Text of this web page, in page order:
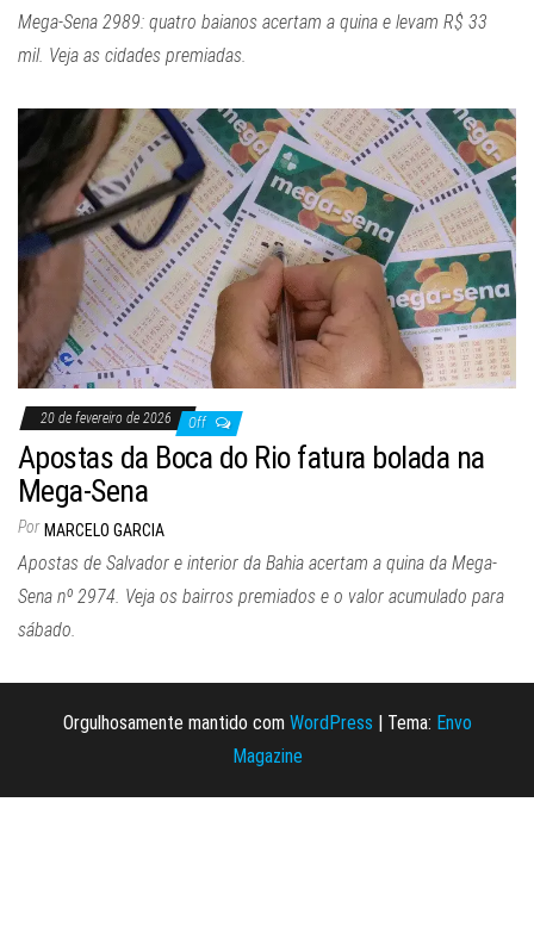
Mega-Sena 2989: quatro baianos acertam a quina e levam R$ 33
mil. Veja as cidades premiadas.
20 de fevereiro de 2026 Off
Apostas da Boca do Rio fatura bolada na
Mega-Sena
Por MARCELO GARCIA
Apostas de Salvador e interior da Bahia acertam a quina da Mega-
Sena nº 2974. Veja os bairros premiados e o valor acumulado para
sábado.
Orgulhosamente mantido com WordPress | Tema: Envo
Magazine